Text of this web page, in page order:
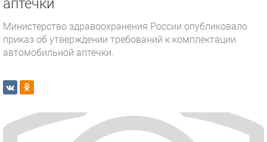
аптечки
Министерство здравоохранения России опубликовало
приказ об утверждении требований к комплектации
автомобильной аптечки.